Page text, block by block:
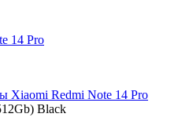
Xiaomi Redmi Note 14 Pro
Black